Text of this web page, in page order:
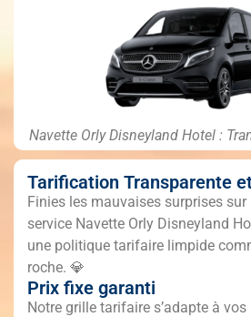
Navette Orly Disneyland Hotel :
Tarification Transparente
Finies les mauvaises surprises
service Navette Orly Disneyland
une politique tarifaire limpide
roche. 💎
Prix fixe garanti
Notre grille tarifaire s’adapte à